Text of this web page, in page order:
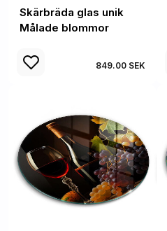
Skärbräda glas unik
Målade blommor
849.00 SEK